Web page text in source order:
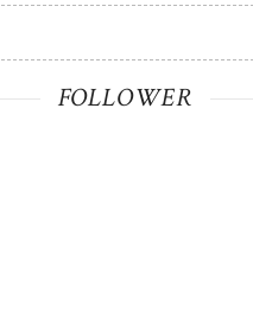
FOLLOWER